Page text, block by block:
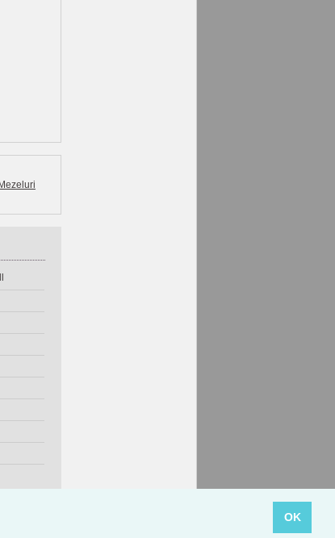
OK
Mezeluri